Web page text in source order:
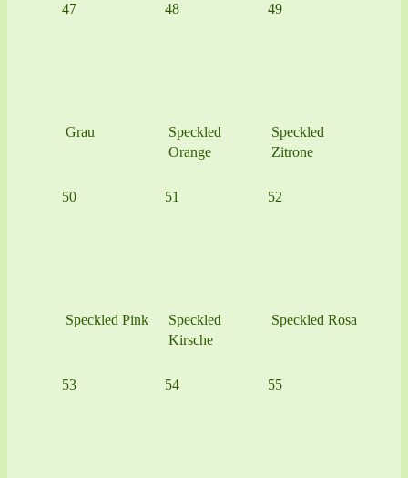
47
Grau
48
Speckled
Orange
49
Speckled
Zitrone
50
Speckled Pink
51
Speckled
Kirsche
52
Speckled Rosa
53 54 55